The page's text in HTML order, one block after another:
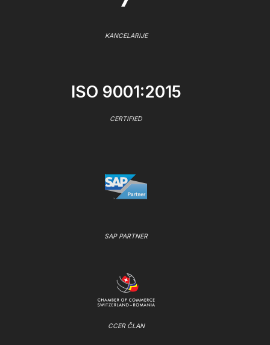
KANCELARIJE
ISO 9001:2015
CERTIFIED
SAP PARTNER
CCER ČLAN